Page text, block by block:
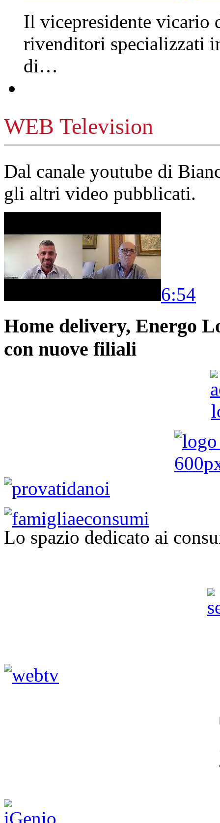
Il vicepresidente vicario
rivenditori specializzati
di…
WEB Television
Dal canale youtube di
gli altri video pubblicati.
6:54
Home delivery, Energo
con nuove filiali
Lo spazio dedicato ai